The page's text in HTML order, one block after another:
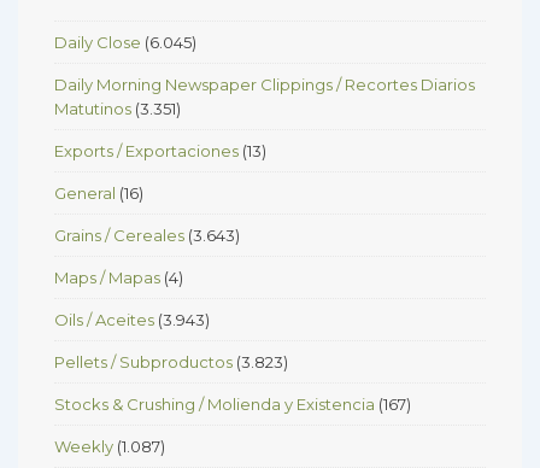
Daily Close (6.045)
Daily Morning Newspaper Clippings / Recortes Diarios
Matutinos (3.351)
Exports / Exportaciones (13)
General (16)
Grains / Cereales (3.643)
Maps / Mapas (4)
Oils / Aceites (3.943)
Pellets / Subproductos (3.823)
Stocks & Crushing / Molienda y Existencia (167)
Weekly (1.087)